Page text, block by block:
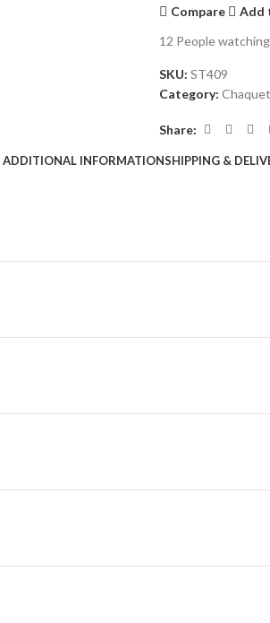
Compare
Add
12 People
SKU: ST409
Category:
Share:
ADDITIONAL INFORMATIONSHIPPING &